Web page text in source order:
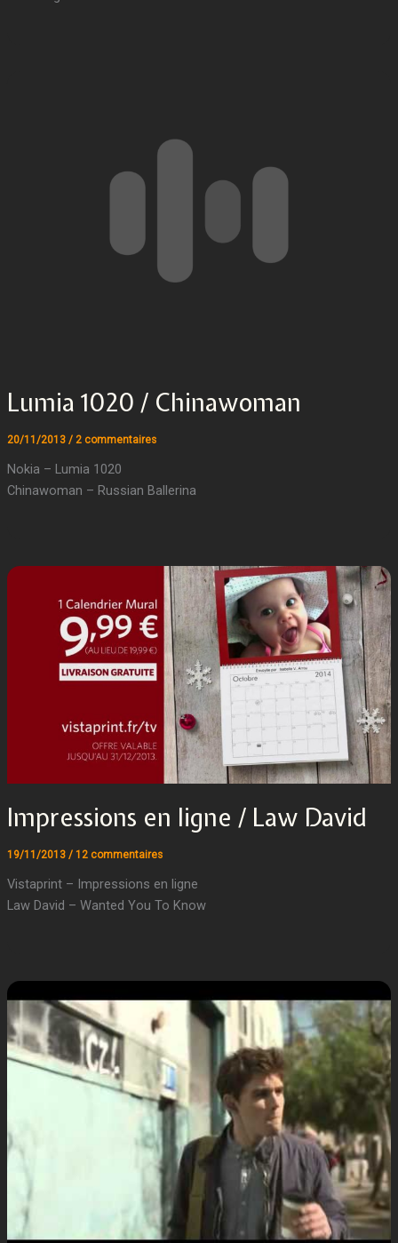
Lumia 1020 / Chinawoman
20/11/2013 / 2 commentaires
Nokia – Lumia 1020
Chinawoman – Russian Ballerina
Impressions en ligne / Law David
19/11/2013 / 12 commentaires
Vistaprint – Impressions en ligne
Law David – Wanted You To Know